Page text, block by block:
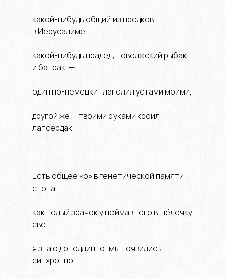
какой-нибудь общий из предков
в Иерусалиме,
какой-нибудь прадед, поволжский рыбак
и батрак, —
один по-немецки глаголил устами моими,
другой же — твоими руками кроил
лапсердак.
Есть общее «о» в генетической памяти
стона,
как полый зрачок у поймавшего в щёлочку
свет,
я знаю доподлинно: мы появились
синхронно,